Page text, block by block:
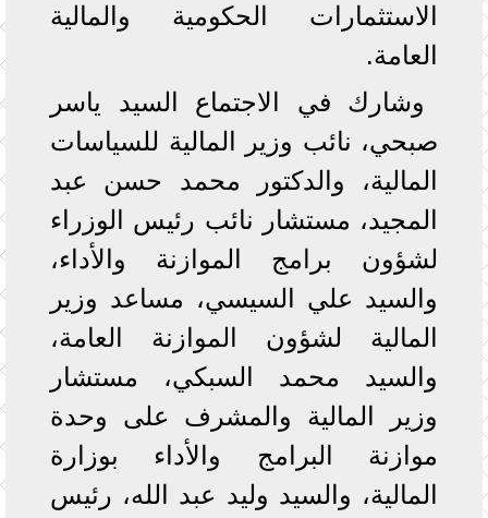
الاستثمارات الحكومية والمالية
العامة.
وشارك في الاجتماع السيد ياسر
صبحي، نائب وزير المالية للسياسات
المالية، والدكتور محمد حسن عبد
المجيد، مستشار نائب رئيس الوزراء
لشؤون برامج الموازنة والأداء،
والسيد علي السيسي، مساعد وزير
المالية لشؤون الموازنة العامة،
والسيد محمد السبكي، مستشار
وزير المالية والمشرف على وحدة
موازنة البرامج والأداء بوزارة
المالية، والسيد وليد عبد الله، رئيس